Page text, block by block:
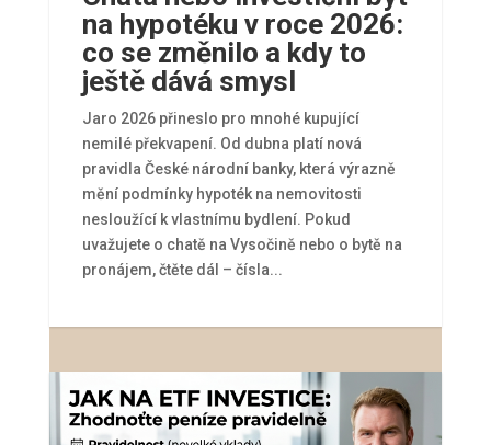
na hypotéku v roce 2026:
co se změnilo a kdy to
ještě dává smysl
Jaro 2026 přineslo pro mnohé kupující
nemilé překvapení. Od dubna platí nová
pravidla České národní banky, která výrazně
mění podmínky hypoték na nemovitosti
nesloužící k vlastnímu bydlení. Pokud
uvažujete o chatě na Vysočině nebo o bytě na
pronájem, čtěte dál – čísla...